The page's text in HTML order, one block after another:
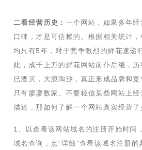
二看经营历史： 一个网站，如果多年
口碑，才是可信赖的。根据相关统计
均只有5年，对于竞争激烈的鲜花速递
此，成千上万的鲜花网站前仆后继，
已湮灭，大浪淘沙，真正形成品牌和竞
只有廖廖数家。不要轻信某些网站上
描述，那如何了解一个网站真实经营了
1、以查看该网站域名的注册开始时间
域名查询，点“详细”查看该域名注册的